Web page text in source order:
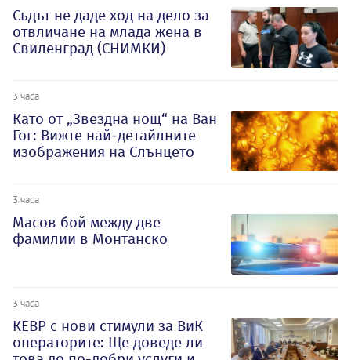
Съдът не даде ход на дело за
отвличане на млада жена в
Свиленград (СНИМКИ)
3 часа
Като от „Звездна нощ“ на Ван
Гог: Вижте най-детайлните
изображения на Слънцето
3 часа
Масов бой между две
фамилии в Монтанско
3 часа
КЕВР с нови стимули за ВиК
операторите: Ще доведе ли